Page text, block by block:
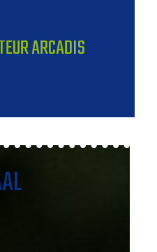
ARCADIS